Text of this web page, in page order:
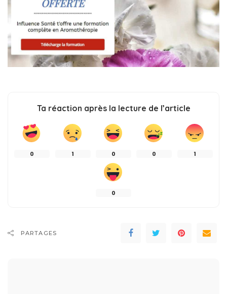
Ta réaction après la lecture de l’article
0 1 0 0 1
0
PARTAGES